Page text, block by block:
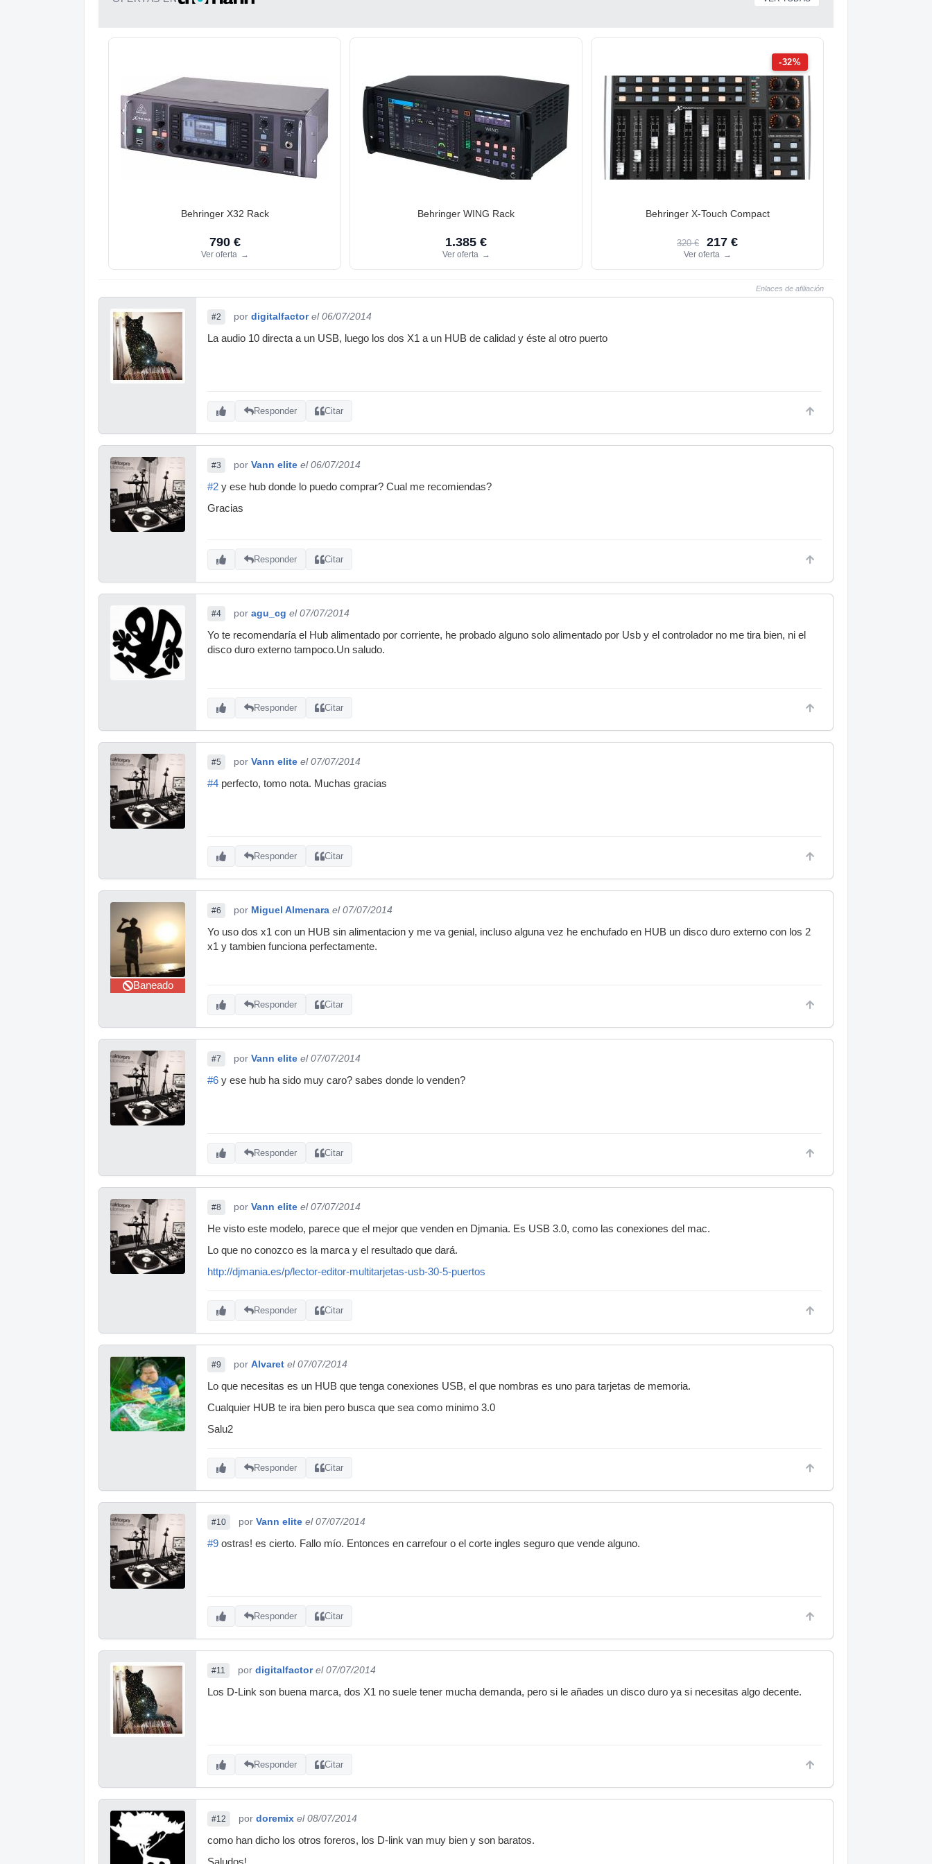
Behringer X32 Rack
790 €
Ver oferta →
Behringer WING Rack
1.385 €
Ver oferta →
-32%
Behringer X-Touch Compact
320 € 217 €
Ver oferta →
Enlaces de afiliación
#2 por digitalfactor el 06/07/2014
La audio 10 directa a un USB, luego los dos X1 a un HUB de calidad y éste al otro puerto
Responder Citar
#3 por Vann elite el 06/07/2014
#2 y ese hub donde lo puedo comprar? Cual me recomiendas?
Gracias
Responder Citar
#4 por agu_cg el 07/07/2014
Yo te recomendaría el Hub alimentado por corriente, he probado alguno solo alimentado por Usb y el controlador no me tira bien, ni el
disco duro externo tampoco.Un saludo.
Responder Citar
#5 por Vann elite el 07/07/2014
#4 perfecto, tomo nota. Muchas gracias
Responder Citar
Baneado
#6 por Miguel Almenara el 07/07/2014
Yo uso dos x1 con un HUB sin alimentacion y me va genial, incluso alguna vez he enchufado en HUB un disco duro externo con los 2
x1 y tambien funciona perfectamente.
Responder Citar
#7 por Vann elite el 07/07/2014
#6 y ese hub ha sido muy caro? sabes donde lo venden?
Responder Citar
#8 por Vann elite el 07/07/2014
He visto este modelo, parece que el mejor que venden en Djmania. Es USB 3.0, como las conexiones del mac.
Lo que no conozco es la marca y el resultado que dará.
http://djmania.es/p/lector-editor-multitarjetas-usb-30-5-puertos
Responder Citar
#9 por Alvaret el 07/07/2014
Lo que necesitas es un HUB que tenga conexiones USB, el que nombras es uno para tarjetas de memoria.
Cualquier HUB te ira bien pero busca que sea como minimo 3.0
Salu2
Responder Citar
#10 por Vann elite el 07/07/2014
#9 ostras! es cierto. Fallo mío. Entonces en carrefour o el corte ingles seguro que vende alguno.
Responder Citar
#11 por digitalfactor el 07/07/2014
Los D-Link son buena marca, dos X1 no suele tener mucha demanda, pero si le añades un disco duro ya si necesitas algo decente.
Responder Citar
#12 por doremix el 08/07/2014
como han dicho los otros foreros, los D-link van muy bien y son baratos.